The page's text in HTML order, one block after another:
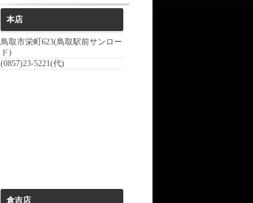
本店
鳥取市栄町623(鳥取駅前サンロー
ド)
(0857)23-5221(代)
倉吉店